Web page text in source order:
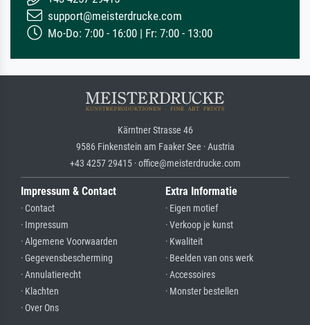
support@meisterdrucke.com
Mo-Do: 7:00 - 16:00 | Fr: 7:00 - 13:00
Kärntner Strasse 46
9586 Finkenstein am Faaker See · Austria
+43 4257 29415 · office@meisterdrucke.com
Impressum & Contact
· Contact
· Impressum
· Algemene Voorwaarden
· Gegevensbescherming
· Annulatierecht
· Klachten
· Over Ons
Extra Informatie
· Eigen motief
· Verkoop je kunst
· Kwaliteit
· Beelden van ons werk
· Accessoires
· Monster bestellen